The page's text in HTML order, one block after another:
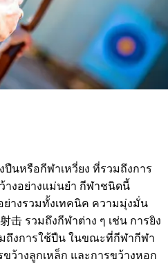
ปืนหรือกีฬาเหวี่ยง ที่รวมถึงการ
างอย่างแม่นยำ กีฬาชนิดนี้
างรวมทั้งเทคนิค ความมุ่งมั่น
击 รวมถึงกีฬาต่าง ๆ เช่น การยิง
ถึงการใช้ปืน ในขณะที่กีฬากีฬา
ขว้างลูกเหล็ก และการขว้างหอก